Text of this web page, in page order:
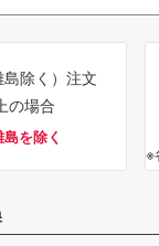
除く）注文
の場合
を除く
※